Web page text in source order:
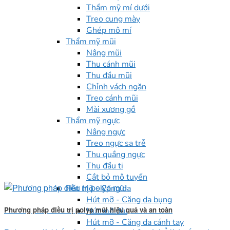
Thẩm mỹ mí dưới
Treo cung mày
Ghép mô mí
Thẩm mỹ mũi
Nâng mũi
Thu cánh mũi
Thu đầu mũi
Chỉnh vách ngăn
Treo cánh mũi
Mài xương gồ
Thẩm mỹ ngực
Nâng ngực
Treo ngực sa trễ
Thu quầng ngực
Thu đầu ti
Cắt bỏ mô tuyến
Hút mỡ - Căng da
Hút mỡ - Căng da bụng
Hút mỡ đùi
Hút mỡ - Căng da cánh tay
Phương pháp điều trị polyp mũi hiệu quả và an toàn